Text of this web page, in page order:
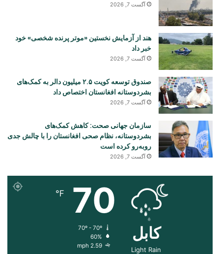
آگست 7, 2026
هند از آزمایش نخستین «موتر پرنده شخصی» خود
خبر داد
آگست 7, 2026
صندوق توسعه کویت ۲.۵ میلیون دالر به کمک‌های
بشردوستانه افغانستان اختصاص داد
آگست 7, 2026
سازمان جهانی صحت: کاهش کمک‌های
بشردوستانه، نظام صحی افغانستان را با چالش جدی
روبه‌رو کرده است
آگست 7, 2026
کابل
Light Rain
70
℉
60%
2.59 mph